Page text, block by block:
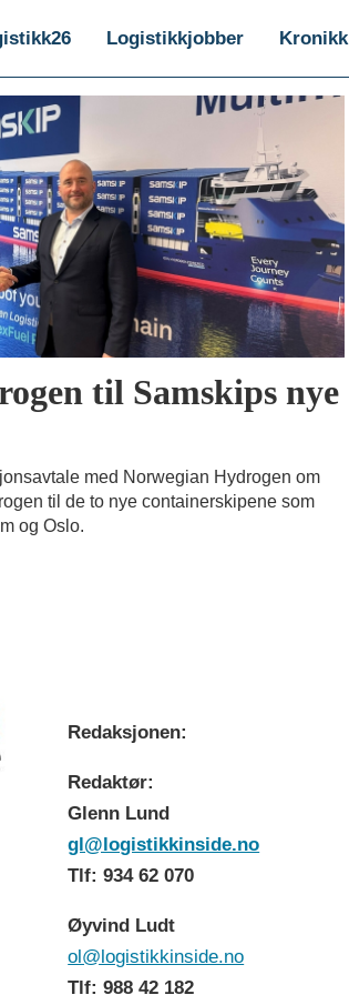
Logistikkjobber Kronikk
til Samskips nye
med Norwegian Hydrogen om
til de to nye containerskipene som
og Oslo.
Redaksjonen:
Redaktør:
Glenn Lund
gl@logistikkinside.no
Tlf: 934 62 070
Øyvind Ludt
ol@logistikkinside.no
Tlf: 988 42 182